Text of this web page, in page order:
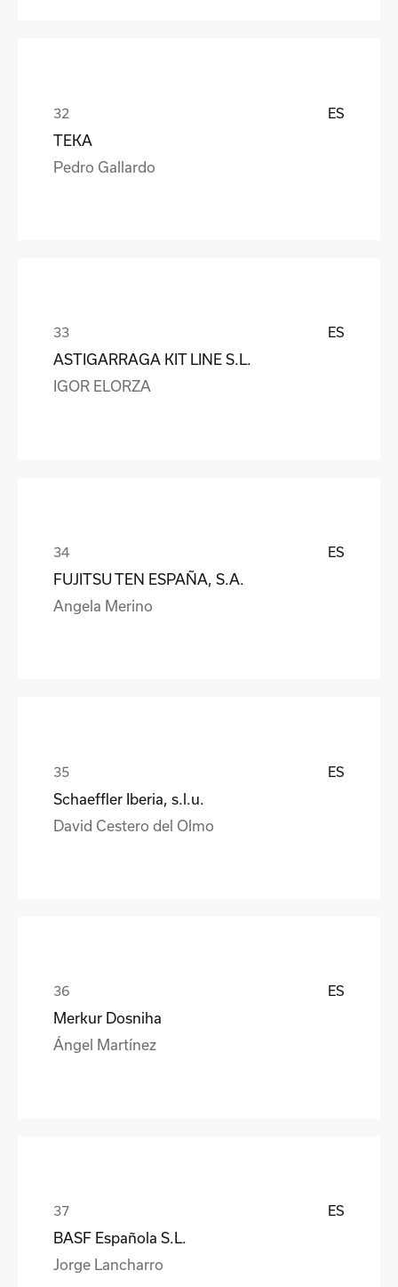
ES
TEKA
Pedro Gallardo
ES
ASTIGARRAGA KIT LINE S.L.
IGOR ELORZA
ES
FUJITSU TEN ESPAÑA, S.A.
Angela Merino
ES
Schaeffler Iberia, s.l.u.
David Cestero del Olmo
ES
Merkur Dosniha
Ángel Martínez
ES
BASF Española S.L.
Jorge Lancharro